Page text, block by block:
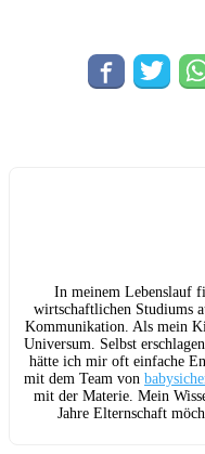
In meinem Lebenslauf
wirtschaftlichen Studiums
Kommunikation. Als mein
Universum. Selbst
hätte ich mir oft einfache
mit dem Team von
mit der Materie. Mein
Jahre Elternschaft